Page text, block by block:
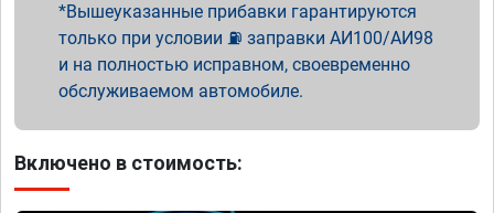
Вышеуказанные прибавки гарантируются
только при условии ⛽ заправки АИ100/АИ98
и на полностью исправном, своевременно
обслуживаемом автомобиле.
Включено в стоимость: